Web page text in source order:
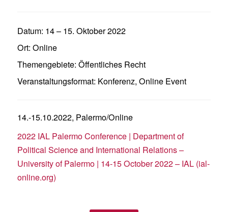
Datum: 14– 15. Oktober 2022
Ort: Online
Themengebiete: Öffentliches Recht
Veranstaltungsformat: Konferenz, Online Event
14.-15.10.2022, Palermo/Online
2022 IAL Palermo Conference | Department of
Political Science and International Relations –
University of Palermo | 14-15 October 2022 – IAL (ial-
online.org)